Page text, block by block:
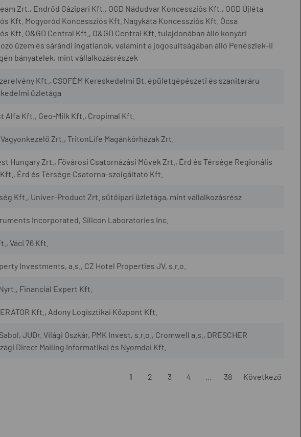
Zrt., Endrőd Gázipari Kft., OGD Nádudvar Koncessziós Kft., OGD Újléta
Kft. Mogyoród Koncessziós Kft. Nagykáta Koncessziós Kft. Ócsa
Kft. O&GD Central Kft., O&GD Central Kft. tulajdonában álló konyári
üzem és sárándi ingatlanok, valamint a jogosultságában álló Penészlek-II
bányatelek, mint vállalkozásrészek
Kft., CSOFÉM Kereskedelmi Bt. épületgépészeti és szaniteráru
üzletága
Alfa Kft., Geo-Milk Kft., Cropimal Kft.
Zrt., TritonLife Magánkórházak Zrt.
Hungary Zrt., Fővárosi Csatornázási Művek Zrt., Érd és Térsége Regionális
Érd és Térsége Csatorna-szolgáltató Kft.
Kft., Univer-Product Zrt. sütőipari üzletága, mint vállalkozásrész
Incorporated, Silicon Laboratories Inc.
Váci 76 Kft.
Investments, a.s., CZ Hotel Properties JV, s.r.o.
Financial Expert Kft.
Kft., Adony Logisztikai Központ Kft.
JUDr. Világi Oszkár, PMK Invest, s.r.o., Cromwell a.s., DRESCHER
Direct Mailing Informatikai és Nyomdai Kft.
1 2 3 4 38 Következő